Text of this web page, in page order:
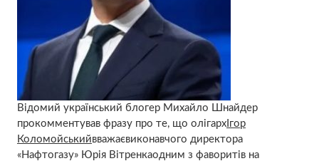
Відомий український блогер Михайло Шнайдер
прокомментував фразу про те, що олігархІгор
Коломойськийвважаєвиконавчого директора
«Нафтогазу» Юрія Вітренкаодним з фаворитів на